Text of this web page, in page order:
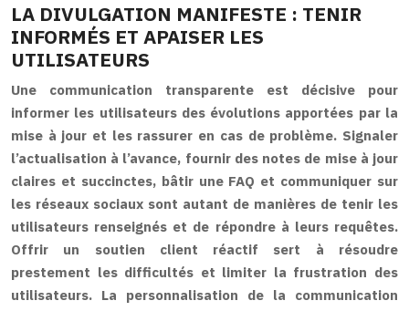
LA DIVULGATION MANIFESTE : TENIR
INFORMÉS ET APAISER LES
UTILISATEURS
Une communication transparente est décisive pour
informer les utilisateurs des évolutions apportées par la
mise à jour et les rassurer en cas de problème. Signaler
l’actualisation à l’avance, fournir des notes de mise à jour
claires et succinctes, bâtir une FAQ et communiquer sur
les réseaux sociaux sont autant de manières de tenir les
utilisateurs renseignés et de répondre à leurs requêtes.
Offrir un soutien client réactif sert à résoudre
prestement les difficultés et limiter la frustration des
utilisateurs. La personnalisation de la communication